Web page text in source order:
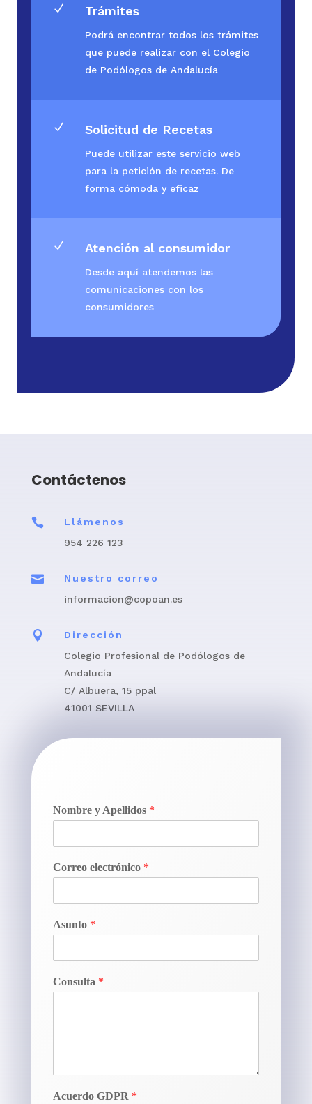
N Trámites
Podrá encontrar todos los trámites
que puede realizar con el Colegio
de Podólogos de Andalucía
N Solicitud de Recetas
Puede utilizar este servicio web
para la petición de recetas. De
forma cómoda y eficaz
N Atención al consumidor
Desde aquí atendemos las
comunicaciones con los
consumidores
Contáctenos

Llámenos
954 226 123

Nuestro correo
informacion@copoan.es

Dirección
Colegio Profesional de Podólogos de
Andalucía
C/ Albuera, 15 ppal
41001 SEVILLA
Nombre y Apellidos *
Correo electrónico *
Asunto *
Consulta *
Acuerdo GDPR *